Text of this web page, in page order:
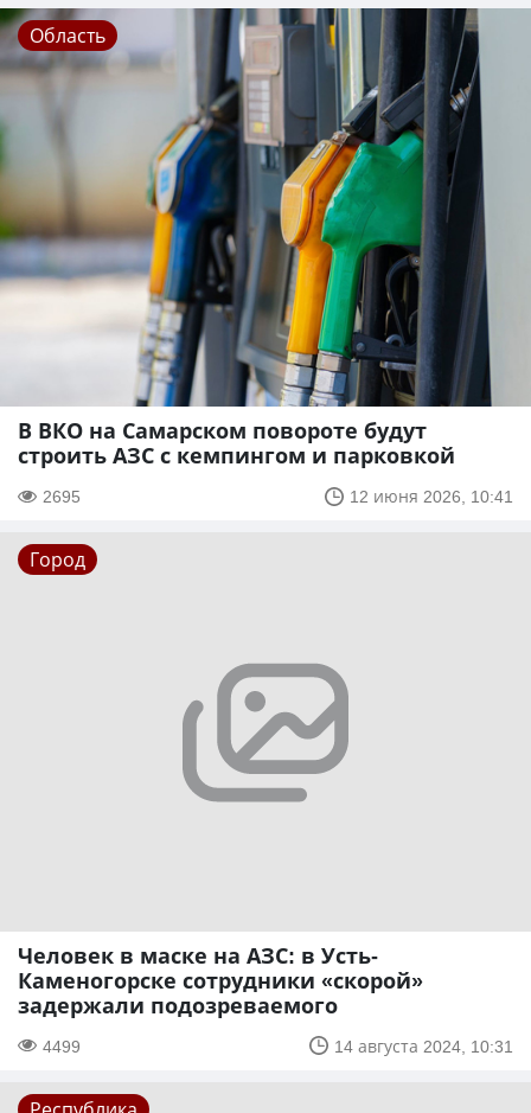
Область
В ВКО на Самарском повороте будут
строить АЗС с кемпингом и парковкой
2695 12 июня 2026, 10:41
Город
Человек в маске на АЗС: в Усть-
Каменогорске сотрудники «скорой»
задержали подозреваемого
4499 14 августа 2024, 10:31